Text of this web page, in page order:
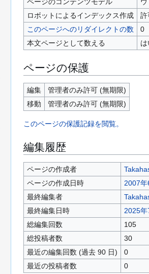
ロボットによるインデックス作成
許
このページへのリダイレクトの数
0
本文ページとして数える
は
ページの保護
編集
管理者のみ許可 (無期限)
移動
管理者のみ許可 (無期限)
このページの保護記録を閲覧。
編集履歴
ページの作成者
ページの作成日時
2007
最終編集者
最終編集日時
2025
総編集回数
105
総投稿者数
30
最近の編集回数 (過去 90 日)
0
最近の投稿者数
0